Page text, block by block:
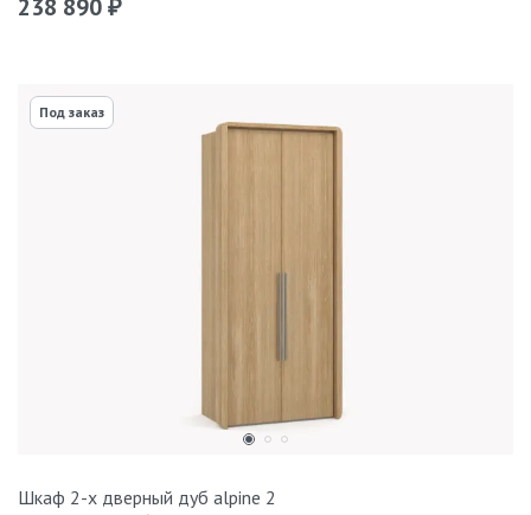
238 890 ₽
Под заказ
Шкаф 2-х дверный дуб alpine 2